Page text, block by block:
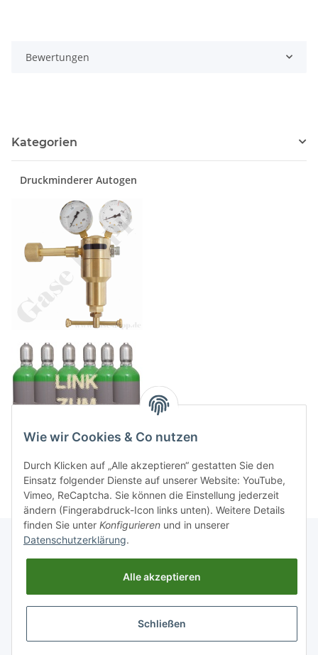
Bewertungen
Kategorien
Druckminderer Autogen
Gesetzliche Informationen
Wie wir Cookies & Co nutzen
Durch Klicken auf „Alle akzeptieren“ gestatten Sie den
Einsatz folgender Dienste auf unserer Website: YouTube,
Vimeo, ReCaptcha. Sie können die Einstellung jederzeit
ändern (Fingerabdruck-Icon links unten). Weitere Details
finden Sie unter Konfigurieren und in unserer
Datenschutzerklärung.
Alle akzeptieren
Schließen